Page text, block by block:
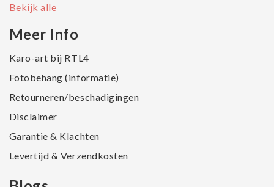
Bekijk alle
Meer Info
Karo-art bij RTL4
Fotobehang (informatie)
Retourneren/beschadigingen
Disclaimer
Garantie & Klachten
Levertijd & Verzendkosten